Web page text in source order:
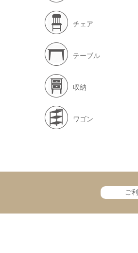
チェア
テーブル
収納
ワゴン
ご